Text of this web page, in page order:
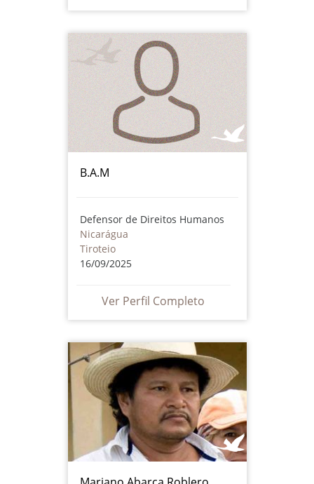
B.A.M
Defensor de Direitos Humanos
Nicarágua
Tiroteio
16/09/2025
Ver Perfil Completo